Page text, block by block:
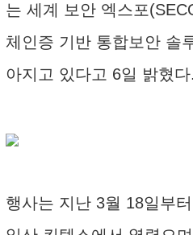
는 세계 보안 엑스포
체인증 기반 통합보안 솔
아지고 있다고 6일 밝혔다.
행사는 지난 3월 18일부